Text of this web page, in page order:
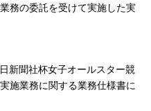
務の委託を受けて実施した実
新聞社杯女子オールスター競
施業務に関する業務仕様書に